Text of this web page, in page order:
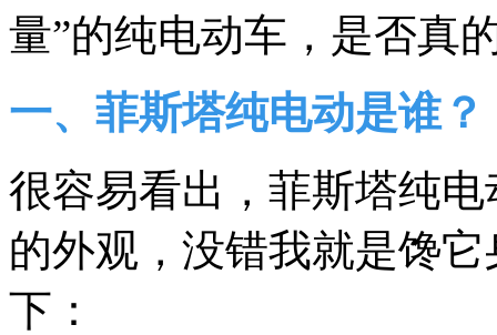
量”的纯电动车，是否真
一、菲斯塔纯电动是谁？
很容易看出，菲斯塔纯
的外观，没错我就是馋
下：